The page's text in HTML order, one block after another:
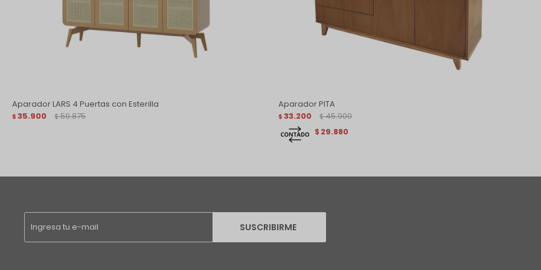
Aparador LARS 4 Puertas con Esterilla
$ 35.900 $ 59.875
Aparador PITA
$ 33.200 $ 45.900
$ 29.880
SUSCRIBIRME